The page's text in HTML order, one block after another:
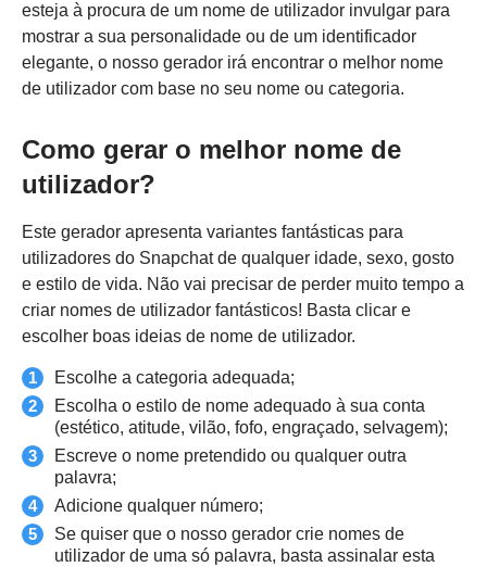
esteja à procura de um nome de utilizador invulgar para
mostrar a sua personalidade ou de um identificador
elegante, o nosso gerador irá encontrar o melhor nome
de utilizador com base no seu nome ou categoria.
Como gerar o melhor nome de
utilizador?
Este gerador apresenta variantes fantásticas para
utilizadores do Snapchat de qualquer idade, sexo, gosto
e estilo de vida. Não vai precisar de perder muito tempo a
criar nomes de utilizador fantásticos! Basta clicar e
escolher boas ideias de nome de utilizador.
Escolhe a categoria adequada;
Escolha o estilo de nome adequado à sua conta
(estético, atitude, vilão, fofo, engraçado, selvagem);
Escreve o nome pretendido ou qualquer outra
palavra;
Adicione qualquer número;
Se quiser que o nosso gerador crie nomes de
utilizador de uma só palavra, basta assinalar esta